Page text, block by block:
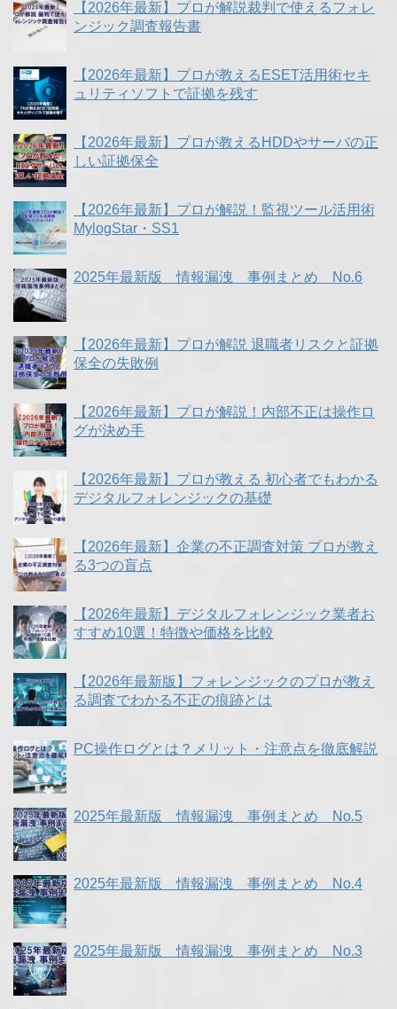
【2026年最新】プロが解説裁判で使えるフォレ
ンジック調査報告書
【2026年最新】プロが教えるESET活用術セキ
ュリティソフトで証拠を残す
【2026年最新】プロが教えるHDDやサーバの正
しい証拠保全
【2026年最新】プロが解説！監視ツール活用術
MylogStar・SS1
2025年最新版 情報漏洩 事例まとめ No.6
【2026年最新】プロが解説 退職者リスクと証拠
保全の失敗例
【2026年最新】プロが解説！内部不正は操作ロ
グが決め手
【2026年最新】プロが教える 初心者でもわかる
デジタルフォレンジックの基礎
【2026年最新】企業の不正調査対策 プロが教え
る3つの盲点
【2026年最新】デジタルフォレンジック業者お
すすめ10選！特徴や価格を比較
【2026年最新版】フォレンジックのプロが教え
る調査でわかる不正の痕跡とは
PC操作ログとは？メリット・注意点を徹底解説
2025年最新版 情報漏洩 事例まとめ No.5
2025年最新版 情報漏洩 事例まとめ No.4
2025年最新版 情報漏洩 事例まとめ No.3